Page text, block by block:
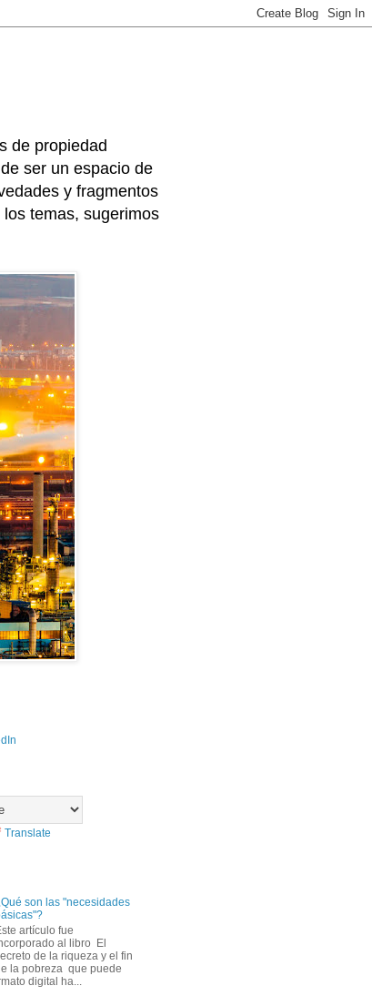
de propiedad
ser un espacio de
y fragmentos
temas, sugerimos
Translate
son las "necesidades
artículo fue
al libro El
de la riqueza y el fin
la pobreza que puede
digital ha...